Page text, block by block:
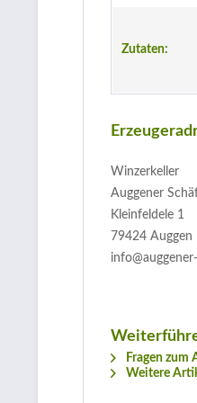
Zutaten:
Winzerkeller
Auggener
Kleinfeldele 1
79424 Auggen
Fragen zum
Weitere